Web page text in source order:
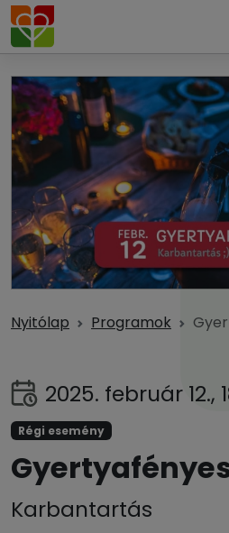
Nyitólap Programok
2025. február 12.,
Régi esemény
Karbantartás